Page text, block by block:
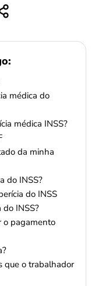
médica do
médica INSS?
da minha
do INSS?
do INSS
do INSS?
o pagamento
que o trabalhador